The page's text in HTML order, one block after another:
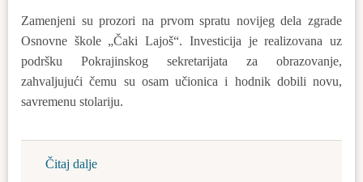
Zamenjeni su prozori na prvom spratu novijeg dela zgrade
Osnovne škole „Čaki Lajoš“. Investicija je realizovana uz
podršku Pokrajinskog sekretarijata za obrazovanje,
zahvaljujući čemu su osam učionica i hodnik dobili novu,
savremenu stolariju.
Čitaj dalje